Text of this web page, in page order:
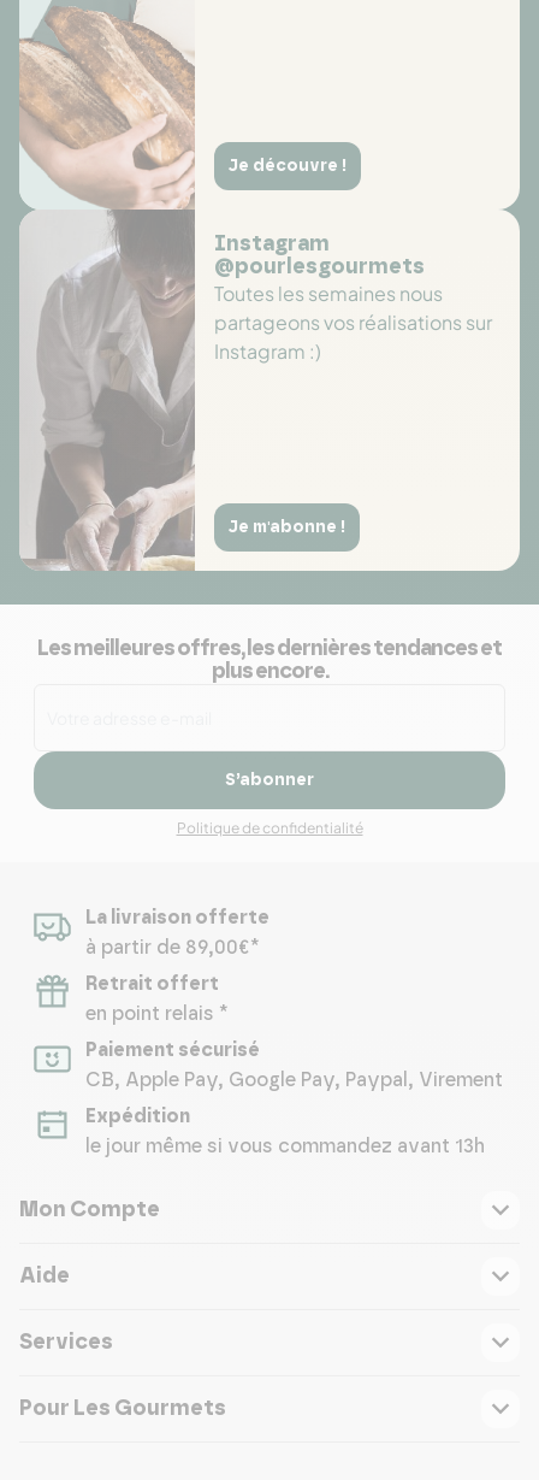
Je découvre !
Instagram
@pourlesgourmets
Toutes les semaines nous
partageons vos réalisations sur
Instagram :)
Je m'abonne !
Les meilleures offres, les dernières tendances et
plus encore.
S’abonner
Politique de confidentialité
La livraison offerte
à partir de 89,00€*
Retrait offert
en point relais *
Paiement sécurisé
CB, Apple Pay, Google Pay, Paypal, Virement
Expédition
le jour même si vous commandez avant 13h
Mon Compte
Aide
Services
Pour Les Gourmets